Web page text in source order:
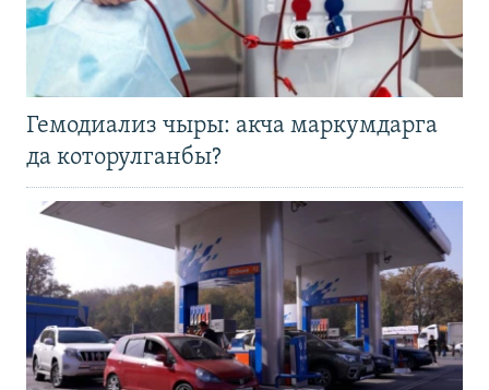
Гемодиализ чыры: акча маркумдарга
да которулганбы?